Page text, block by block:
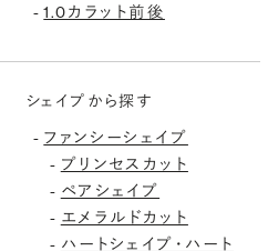
-1.0カラット前後
シェイプから探す
- ファンシーシェイプ
- プリンセスカット
- ペアシェイプ
- エメラルドカット
- ハートシェイプ・ハート